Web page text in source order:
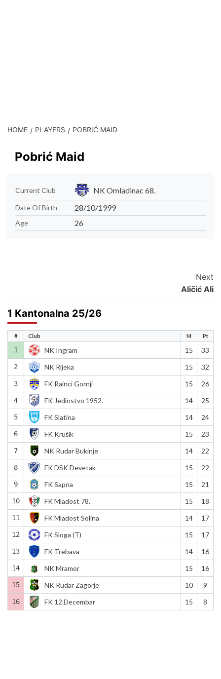
HOME PLAYERS POBRIĆ MAID
Pobrić Maid
Current Club NK Omladinac 68.
Date Of Birth 28/10/1999
Age 26
Next
Aličić Ali
1 Kantonalna 25/26
# Club M Pt
1 NK Ingram 15 33
2 NK Rijeka 15 32
3 FK Rainci Gornji 15 26
4 FK Jedinstvo 1952. 14 25
5 FK Slatina 14 24
6 FK Krušik 15 23
7 NK Rudar Bukinje 14 22
8 FK DSK Devetak 15 22
9 FK Sapna 15 21
10 FK Mladost 78. 15 18
11 FK Mladost Solina 14 17
12 FK Sloga (T) 15 17
13 FK Trebava 14 16
14 NK Mramor 15 16
15 NK Rudar Zagorje 10 9
16 FK 12.Decembar 15 8